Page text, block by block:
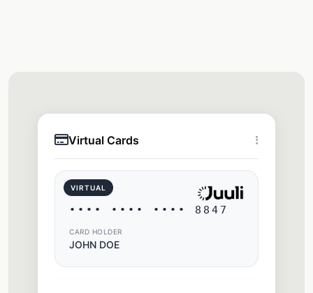
Virtual Cards
VIRTUAL
•••• •••• •••• 8847
CARD HOLDER
JOHN DOE